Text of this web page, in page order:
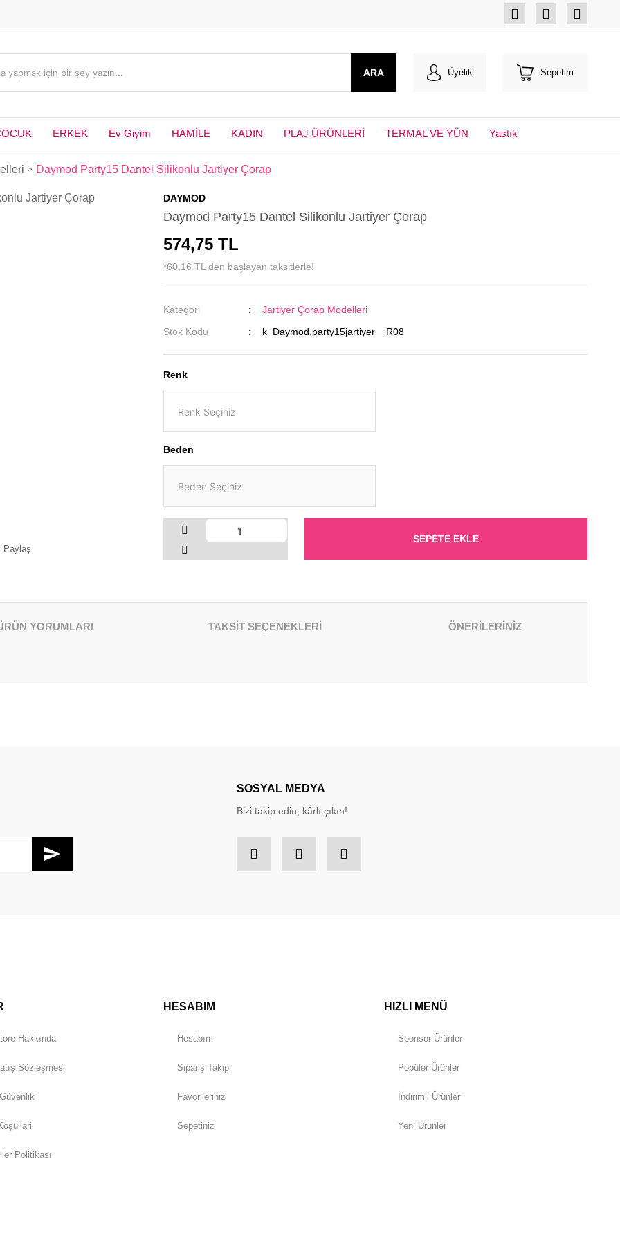
ARA Üyelik Sepetim
ERKEK Ev Giyim HAMİLE KADIN PLAJ ÜRÜNLERİ TERMAL VE YÜN Yastık
Daymod Party15 Dantel Silikonlu Jartiyer Çorap
Paylaş
DAYMOD
Daymod Party15 Dantel Silikonlu Jartiyer Çorap
574,75 TL
*60,16 TL den başlayan taksitlerle!
Kategori
Jartiyer Çorap Modelleri
Stok Kodu
k_Daymod.party15jartiyer__R08
Renk
Beden
SEPETE EKLE
YORUMLARI TAKSİT SEÇENEKLERİ ÖNERİLERİNİZ
SOSYAL MEDYA
Bizi takip edin, kârlı çıkın!
Hakkında
Sözleşmesi
Politikası
HESABIM
Hesabım
Sipariş Takip
Favorileriniz
Sepetiniz
HIZLI MENÜ
Sponsor Ürünler
Popüler Ürünler
İndirimli Ürünler
Yeni Ürünler